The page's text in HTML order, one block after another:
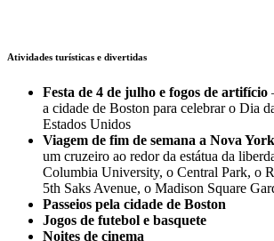
Atividades turísticas e divertidas
Festa de 4 de julho e fogos de artifício
a cidade de Boston para celebrar o Dia
Estados Unidos
Viagem de fim de semana a Nova
um cruzeiro ao redor da estátua da
Columbia University, o Central Park, o
5th Saks Avenue, o Madison Square
Passeios pela cidade de Boston
Jogos de futebol e basquete
Noites de cinema